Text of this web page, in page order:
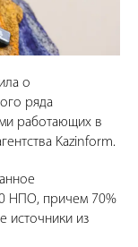
о
ряда
работающих в
Kazinform.
НПО, причем 70%
источники из